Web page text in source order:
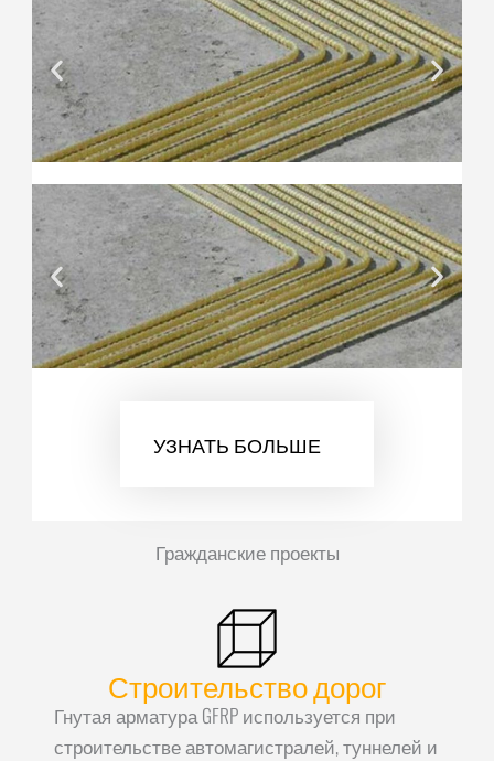
УЗНАТЬ БОЛЬШЕ
Гражданские проекты
Строительство дорог
Гнутая арматура GFRP используется при
строительстве автомагистралей, туннелей и